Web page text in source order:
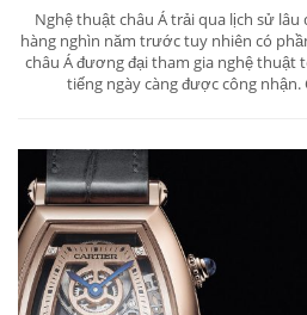
Nghệ thuật châu Á trải qua lịch sử
hàng nghìn năm trước tuy nhiên có
châu Á đương đại tham gia nghệ thuật
tiếng ngày càng được công